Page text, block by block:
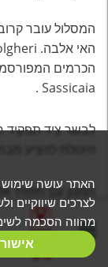
המסלול עובר
האי אלבה. Bolgheri ו
הכרמים
Sassicaia .
לבשר ציד תפקיד
rieshe ומתכונים מעניינים אחרים
פופולריים על
בניית מסלול
אישי
לצרכים שיווקיים
מהווה הסכמה
אישור